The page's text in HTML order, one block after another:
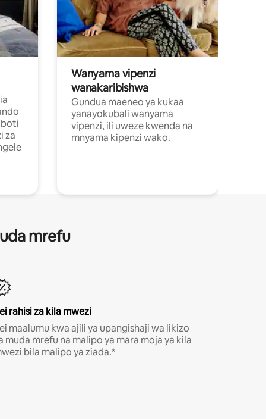
boti
za
Wanyama vipenzi
wanakaribishwa
Gundua maeneo ya kukaa
yanayokubali wanyama
vipenzi, ili uweze kwenda na
mnyama kipenzi wako.
mrefu
rahisi za kila mwezi
maalumu kwa ajili ya upangishaji wa likizo
muda mrefu na malipo ya mara moja ya kila
bila malipo ya ziada.*